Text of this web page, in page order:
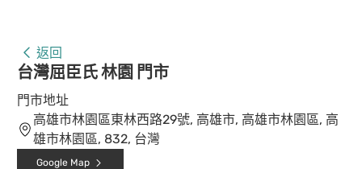
返回
台灣屈臣氏 林園 門市
門市地址
高雄市林園區東林西路29號, 高雄市, 高雄市林園區, 高
雄市林園區, 832, 台灣
Google Map